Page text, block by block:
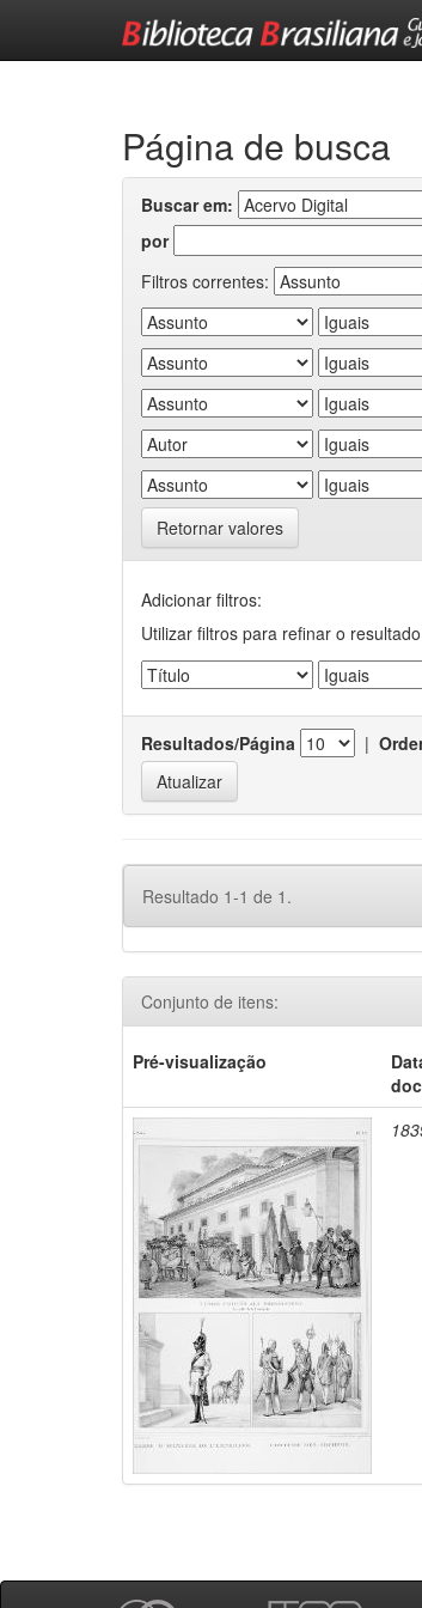
Página de busca
Buscar em:
por
Filtros correntes:
Retornar valores
Adicionar filtros:
Utilizar filtros para refinar o
Resultados/Página |
Resultado 1-1 de 1.
Conjunto de itens:
Pré-visualização